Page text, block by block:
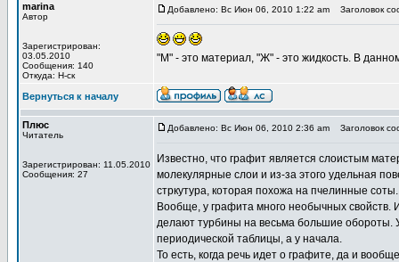
marina
Автор
Зарегистрирован:
03.05.2010
Сообщения: 140
Откуда: Н-ск
Добавлено: Вс Июн 06, 2010 1:22 am Заголовок
"М" - это материал, "Ж" - это жидкость. В
Вернуться к началу
Плюс
Читатель
Зарегистрирован: 11.05.2010
Сообщения: 27
Добавлено: Вс Июн 06, 2010 2:36 am Заголовок
Известно, что графит является слоистым
молекулярные слои и из-за этого удельная
стркутура, которая похожа на пчелинные
Вообще, у графита много необычных свойств.
делают турбины на весьма большие обороты.
периодической таблицы, а у начала.
То есть, когда речь идет о графите, да и